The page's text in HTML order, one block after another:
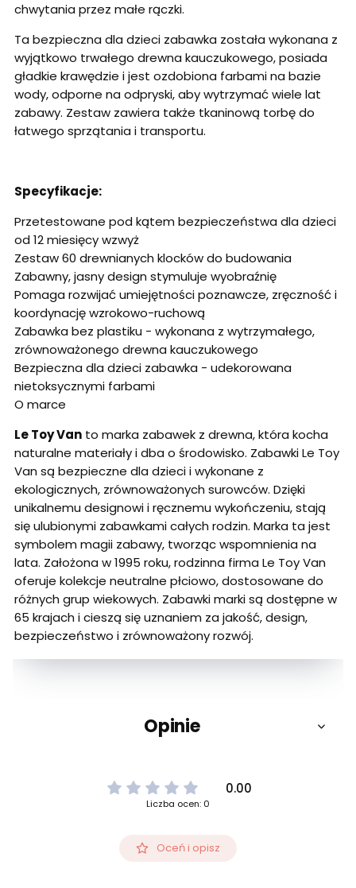
chwytania przez małe rączki.
Ta bezpieczna dla dzieci zabawka została wykonana z
wyjątkowo trwałego drewna kauczukowego, posiada
gładkie krawędzie i jest ozdobiona farbami na bazie
wody, odporne na odpryski, aby wytrzymać wiele lat
zabawy. Zestaw zawiera także tkaninową torbę do
łatwego sprzątania i transportu.
Specyfikacje:
Przetestowane pod kątem bezpieczeństwa dla dzieci
od 12 miesięcy wzwyż
Zestaw 60 drewnianych klocków do budowania
Zabawny, jasny design stymuluje wyobraźnię
Pomaga rozwijać umiejętności poznawcze, zręczność i
koordynację wzrokowo-ruchową
Zabawka bez plastiku - wykonana z wytrzymałego,
zrównoważonego drewna kauczukowego
Bezpieczna dla dzieci zabawka - udekorowana
nietoksycznymi farbami
O marce
Le Toy Van to marka zabawek z drewna, która kocha
naturalne materiały i dba o środowisko. Zabawki Le Toy
Van są bezpieczne dla dzieci i wykonane z
ekologicznych, zrównoważonych surowców. Dzięki
unikalnemu designowi i ręcznemu wykończeniu, stają
się ulubionymi zabawkami całych rodzin. Marka ta jest
symbolem magii zabawy, tworząc wspomnienia na
lata. Założona w 1995 roku, rodzinna firma Le Toy Van
oferuje kolekcje neutralne płciowo, dostosowane do
różnych grup wiekowych. Zabawki marki są dostępne w
65 krajach i cieszą się uznaniem za jakość, design,
bezpieczeństwo i zrównoważony rozwój.
Opinie
0.00
Liczba ocen: 0
Oceń i opisz